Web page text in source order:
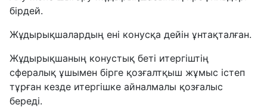
бірдей.
Жұдырықшалардың ені конусқа дейін ұнтақталған.
Жұдырықшаның конустық беті итергіштің
сфералық ұшымен бірге қозғалтқыш жұмыс істеп
тұрған кезде итергішке айналмалы қозғалыс
береді.